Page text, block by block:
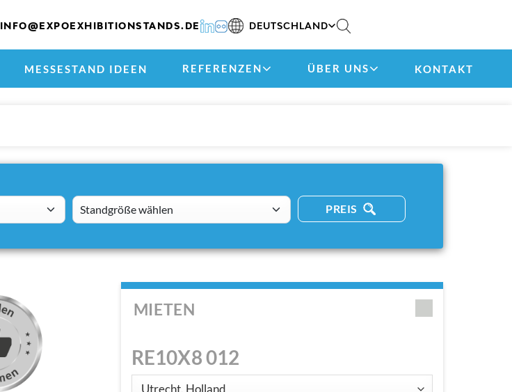
INFO@EXPOEXHIBITIONSTANDS.DE DEUTSCHLAND
MESSESTAND IDEEN REFERENZEN ÜBER UNS KONTAKT
standsizes PREIS
MIETEN
RE10X8 012